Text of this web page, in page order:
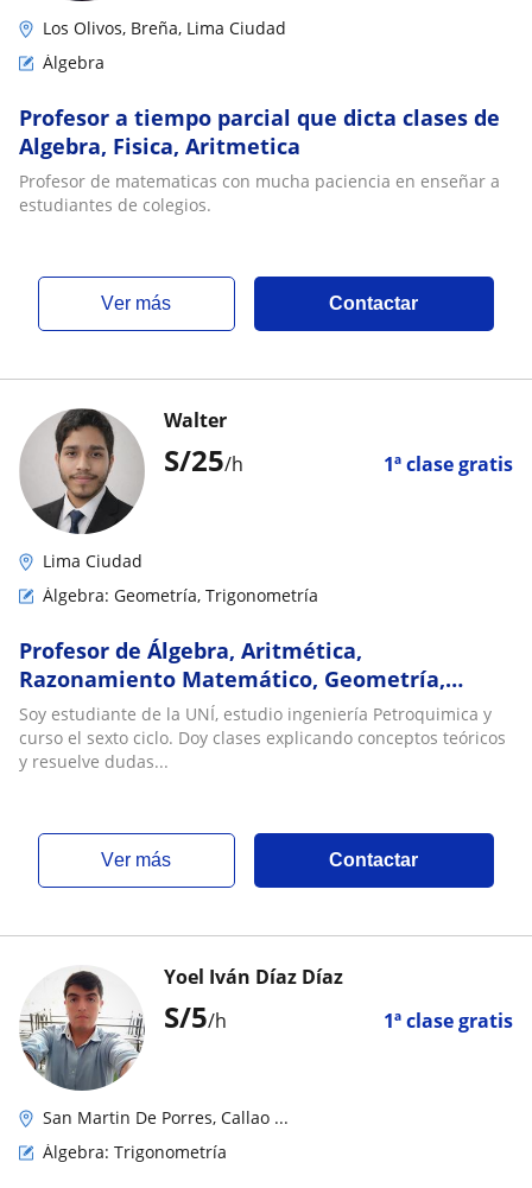
Los Olivos, Breña, Lima Ciudad
Álgebra
Profesor a tiempo parcial que dicta clases de
Algebra, Fisica, Aritmetica
Profesor de matematicas con mucha paciencia en enseñar a
estudiantes de colegios.
ver más Contactar
S/25/h 1ª clase gratis
Walter
Lima Ciudad
Álgebra: Geometría, Trigonometría
Profesor de Álgebra, Aritmética,
Razonamiento Matemático, Geometría,
Trigonometría, Física, Química y portugues
Soy estudiante de la UNÍ, estudio ingeniería Petroquimica y
curso el sexto ciclo. Doy clases explicando conceptos teóricos
y resuelve dudas...
ver más Contactar
S/5/h 1ª clase gratis
Yoel Iván Díaz Díaz
San Martin De Porres, Callao ...
Álgebra: Trigonometría